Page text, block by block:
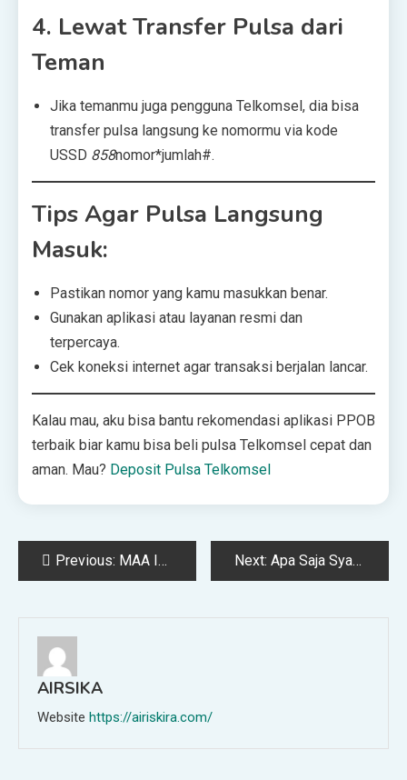
4. Lewat Transfer Pulsa dari
Teman
Jika temanmu juga pengguna Telkomsel, dia bisa
transfer pulsa langsung ke nomormu via kode
USSD 858nomor*jumlah#.
Tips Agar Pulsa Langsung
Masuk:
Pastikan nomor yang kamu masukkan benar.
Gunakan aplikasi atau layanan resmi dan
terpercaya.
Cek koneksi internet agar transaksi berjalan lancar.
Kalau mau, aku bisa bantu rekomendasi aplikasi PPOB
terbaik biar kamu bisa beli pulsa Telkomsel cepat dan
aman. Mau? Deposit Pulsa Telkomsel
PostPrevious: MAA International dan Insan Bumi Mandiri Salurkan Paket Pangan untuk 5.000 Warga Rentan di Jabar dan NTB Next: Apa Saja Syarat Sah Nikah dan Siapa yang Berhak Menjadi Wali?
AIRSIKA
Website https://airiskira.com/